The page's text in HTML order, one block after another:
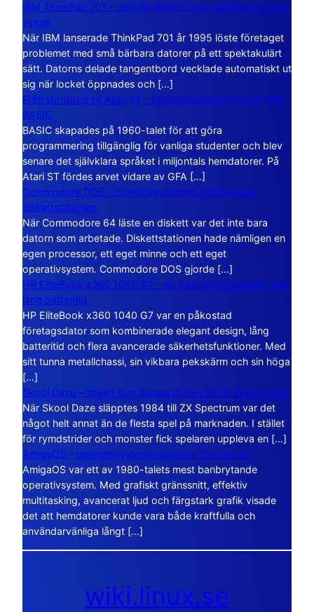
IBM ThinkPad 701 – den lilla datorn som vecklade ut sina
vingar
När IBM lanserade ThinkPad 701 år 1995 löste företaget
problemet med små bärbara datorer på ett spektakulärt
sätt. Datorns delade tangentbord vecklade automatiskt ut
sig när locket öppnades och […]
Från stordator till Atari ST – historien om BASIC och GFA
BASIC
BASIC skapades på 1960-talet för att göra
programmering tillgänglig för vanliga studenter och blev
senare det självklara språket i miljontals hemdatorer. På
Atari ST fördes arvet vidare av GFA […]
Commodore DOS – operativsystemet som bodde i
diskettstationen
När Commodore 64 läste en diskett var det inte bara
datorn som arbetade. Diskettstationen hade nämligen en
egen processor, ett eget minne och ett eget
operativsystem. Commodore DOS gjorde […]
HP EliteBook x360 1040 G7 – en lyxig företagsdator med
lång batteritid
HP EliteBook x360 1040 G7 var en påkostad
företagsdator som kombinerade elegant design, lång
batteritid och flera avancerade säkerhetsfunktioner. Med
sitt tunna metallchassi, sin vikbara pekskärm och sin höga
[…]
Skool Daze – spelet som gjorde skolan till ett öppet kaos
När Skool Daze släpptes 1984 till ZX Spectrum var det
något helt annat än de flesta spel på marknaden. I stället
för rymdstrider och monster fick spelaren uppleva en […]
AmigaOS – operativsystemet som var före sin tid
AmigaOS var ett av 1980-talets mest banbrytande
operativsystem. Med grafiskt gränssnitt, effektiv
multitasking, avancerat ljud och färgstark grafik visade
det att hemdatorer kunde vara både kraftfulla och
användarvänliga långt […]
wiki.linux.se